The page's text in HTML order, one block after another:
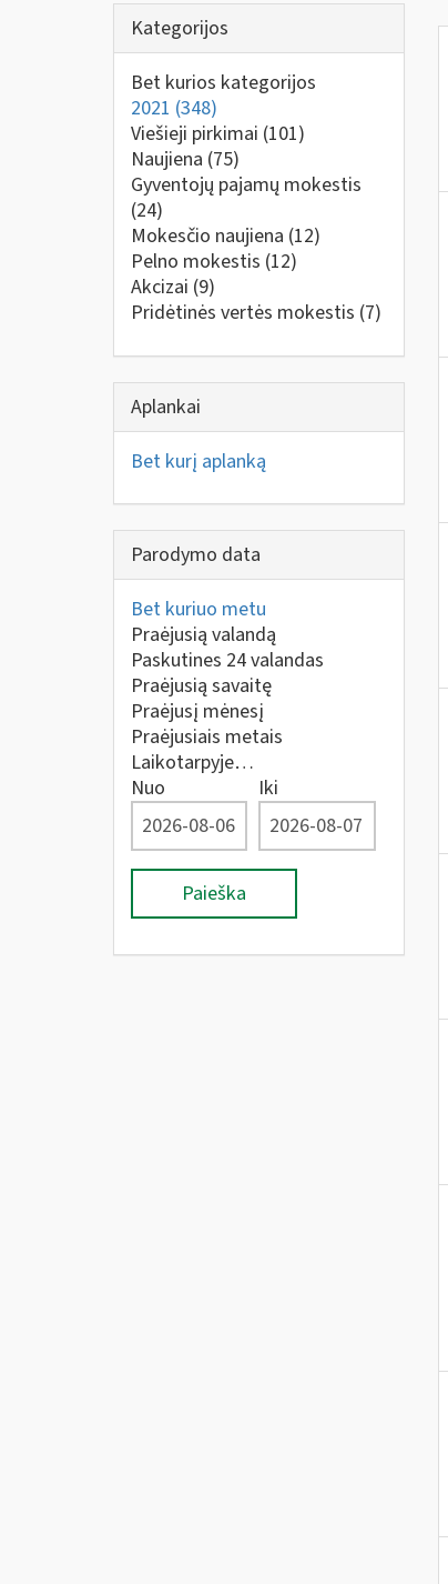
Kategorijos
Bet kurios kategorijos
2021 (348)
Viešieji pirkimai (101)
Naujiena (75)
Gyventojų pajamų mokestis
(24)
Mokesčio naujiena (12)
Pelno mokestis (12)
Akcizai (9)
Pridėtinės vertės mokestis (7)
Aplankai
Bet kurį aplanką
Parodymo data
Bet kuriuo metu
Praėjusią valandą
Paskutines 24 valandas
Praėjusią savaitę
Praėjusį mėnesį
Praėjusiais metais
Laikotarpyje…
Nuo
Iki
Paieška